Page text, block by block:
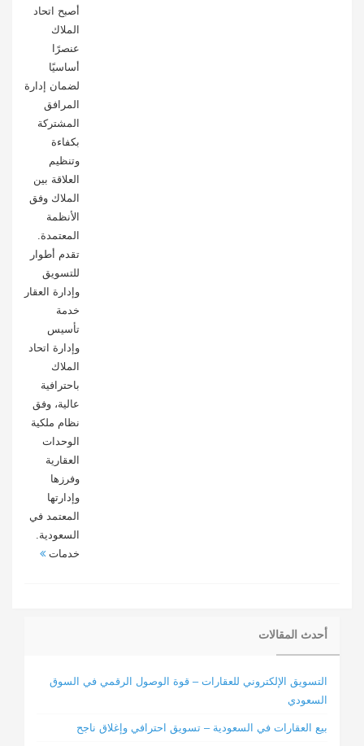
أصبح اتحاد
الملاك
عنصرًا
أساسيًا
لضمان إدارة
المرافق
المشتركة
بكفاءة
وتنظيم
العلاقة بين
الملاك وفق
الأنظمة
المعتمدة.
تقدم أطوار
للتسويق
وإدارة العقار
خدمة
تأسيس
وإدارة اتحاد
الملاك
باحترافية
عالية، وفق
نظام ملكية
الوحدات
العقارية
وفرزها
وإدارتها
المعتمد في
السعودية.
خدمات
أحدث المقالات
التسويق الإلكتروني للعقارات – قوة الوصول الرقمي في السوق
السعودي
بيع العقارات في السعودية – تسويق احترافي وإغلاق ناجح